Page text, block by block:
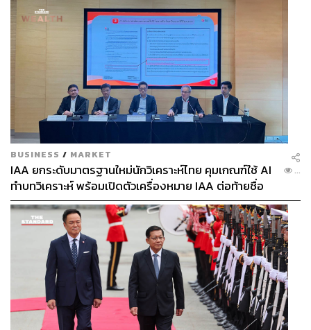
BUSINESS / MARKET
IAA ยกระดับมาตรฐานใหม่นักวิเคราะห์ไทย คุมเกณฑ์ใช้ AI
ทำบทวิเคราะห์ พร้อมเปิดตัวเครื่องหมาย IAA ต่อท้ายชื่อ
...